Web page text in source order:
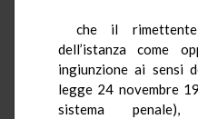
che il
dell’istanza come
ingiunzione ai sensi
legge 24 novembre
sistema penale),